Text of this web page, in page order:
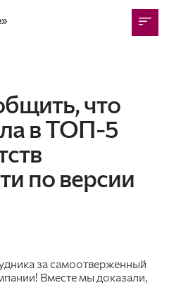
что
в ТОП-5
по версии
за самоотверженный
Вместе мы доказали,